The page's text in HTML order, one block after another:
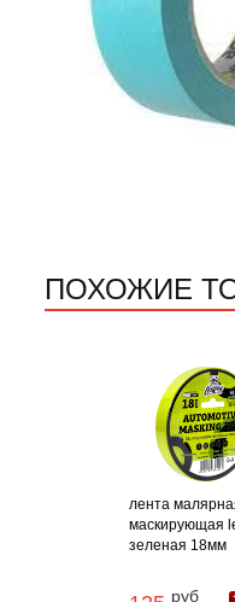
ПОХОЖИЕ
лента
маскирующая
зеленая 18мм
руб